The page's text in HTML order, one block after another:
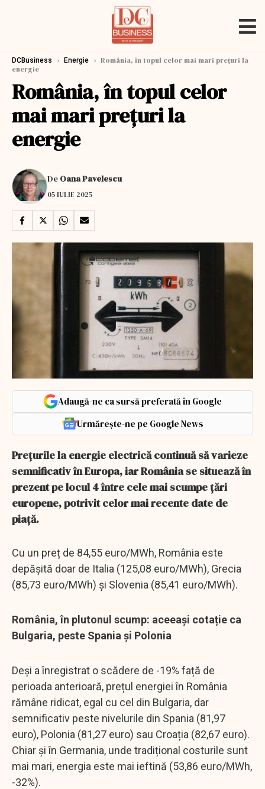
DCBusiness › Energie › România, în topul celor mai mari prețuri la
energie
România, în topul celor
mai mari prețuri la
energie
De Oana Pavelescu
05 IULIE 2025
Adaugă-ne ca sursă preferată în Google
Urmărește-ne pe Google News
Prețurile la energie electrică continuă să varieze
semnificativ în Europa, iar România se situează în
prezent pe locul 4 între cele mai scumpe țări
europene, potrivit celor mai recente date de
piață.
Cu un preț de 84,55 euro/MWh, România este
depășită doar de Italia (125,08 euro/MWh), Grecia
(85,73 euro/MWh) și Slovenia (85,41 euro/MWh).
România, în plutonul scump: aceeași cotație ca
Bulgaria, peste Spania și Polonia
Deși a înregistrat o scădere de -19% față de
perioada anterioară, prețul energiei în România
rămâne ridicat, egal cu cel din Bulgaria, dar
semnificativ peste nivelurile din Spania (81,97
euro), Polonia (81,27 euro) sau Croația (82,67 euro).
Chiar și în Germania, unde tradițional costurile sunt
mai mari, energia este mai ieftină (53,86 euro/MWh,
-32%).